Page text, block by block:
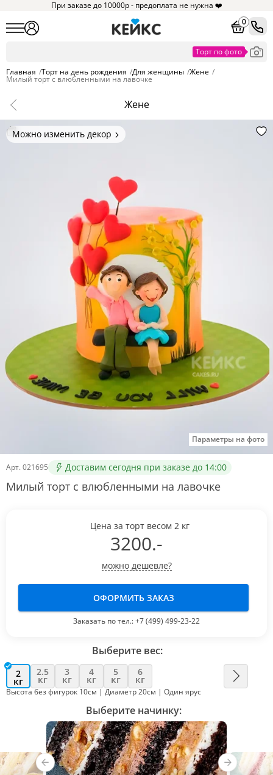
При заказе до 10000р - предоплата не нужна ❤️
0
Главная /Торт на день рождения /Для женщины /Жене /
Милый торт с влюбленными на лавочке
Жене
Можно изменить декор
Цвет покрытия, надписи,
Параметры на фото
Арт. 021695 Доставим сегодня при заказе до 14:00
Милый торт с влюбленными на лавочке
Выберите вес:
2
кг
2.5
кг
3
кг
4
кг
5
кг
6
кг
Высота без фигурок 10см | Диаметр 20см | Один ярус
Выберите начинку:
Цена за торт весом 2 кг
3200.-
можно дешевле?
ОФОРМИТЬ ЗАКАЗ
Заказать по тел.:+7 (499) 499-23-22